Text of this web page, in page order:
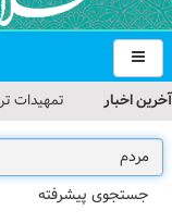
آخرین اخبار
تمهیدات
اعلام شد
جستجوی پیشرفته